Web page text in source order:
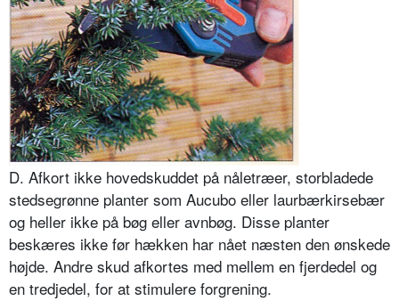
D. Afkort ikke hovedskuddet på nåletræer, storbladede
stedsegrønne planter som Aucubo eller laurbærkirsebær
og heller ikke på bøg eller avnbøg. Disse planter
beskæres ikke før hækken har nået næsten den ønskede
højde. Andre skud afkortes med mellem en fjerdedel og
en tredjedel, for at stimulere forgrening.